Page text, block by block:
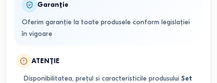
Garanție
Oferim garanție la toate produsele conform legislației
în vigoare
ATENȚIE
Disponibilitatea, prețul si caracteristicile produsului Set